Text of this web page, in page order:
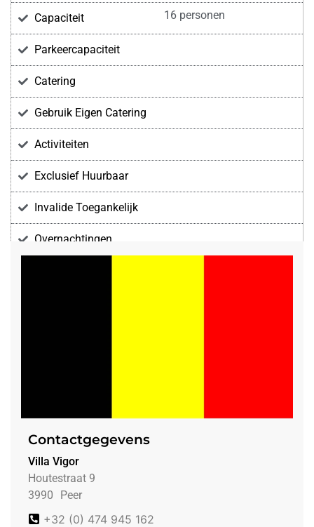
Capaciteit 16 personen
Parkeercapaciteit
Catering
Gebruik Eigen Catering
Activiteiten
Exclusief Huurbaar
Invalide Toegankelijk
Overnachtingen
Contactgegevens
Villa Vigor
Houtestraat 9
3990
Peer
+32 (0) 474 945 162